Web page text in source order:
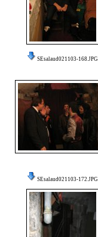
SEsalaud021103-168.JPG
SEsalaud021103-172.JPG